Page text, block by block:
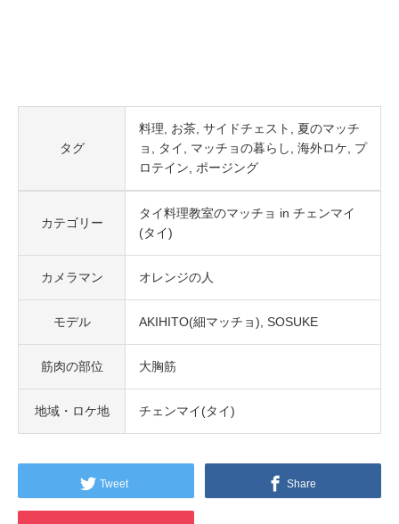
タグ
料理 お茶 サイドチェスト
夏のマッチ
ョ
タイ マッチョの暮らし 海外ロケ
プ
ロテイン
ポージング
カテゴリー
タイ料理教室のマッチョ in チェンマイ
(タイ)
カメラマン オレンジの人
モデル AKIHITO(細マッチョ) SOSUKE
筋肉の部位 大胸筋
地域・ロケ地 チェンマイ(タイ)
Tweet Share